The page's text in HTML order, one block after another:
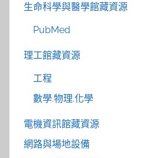
生命科學與醫學館藏資源
PubMed
理工館藏資源
工程
數學.物理.化學
電機資訊館藏資源
網路與場地設備